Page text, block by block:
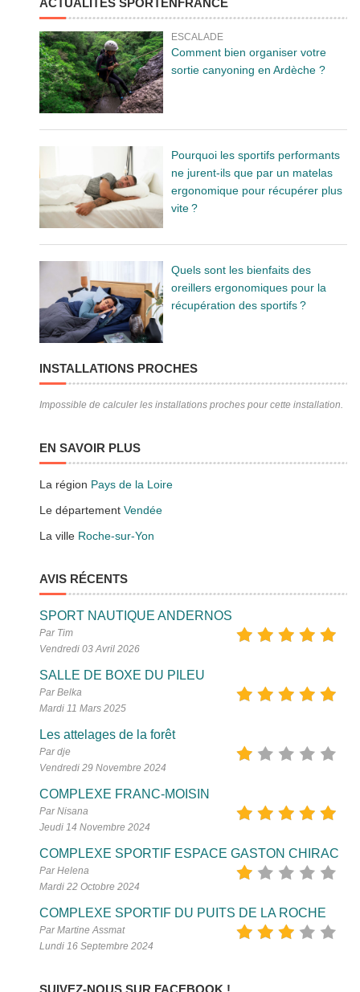
ESCALADE
Comment bien organiser votre
sortie canyoning en Ardèche ?
Pourquoi les sportifs performants
ne jurent-ils que par un matelas
ergonomique pour récupérer plus
vite ?
Quels sont les bienfaits des
oreillers ergonomiques pour la
récupération des sportifs ?
INSTALLATIONS PROCHES
Impossible de calculer les installations proches pour cette installation.
EN SAVOIR PLUS
La région Pays de la Loire
Le départementVendée
La ville Roche-sur-Yon
AVIS RÉCENTS
SPORT NAUTIQUE ANDERNOS
Par Tim
Vendredi 03 Avril 2026
SALLE DE BOXE DU PILEU
Par Belka
Mardi 11 Mars 2025
Les attelages de la forêt
Par dje
Vendredi 29 Novembre 2024
COMPLEXE FRANC-MOISIN
Par Nisana
Jeudi 14 Novembre 2024
COMPLEXE SPORTIF ESPACE GASTON CHIRAC
Par Helena
Mardi 22 Octobre 2024
COMPLEXE SPORTIF DU PUITS DE LA ROCHE
Par Martine Assmat
Lundi 16 Septembre 2024